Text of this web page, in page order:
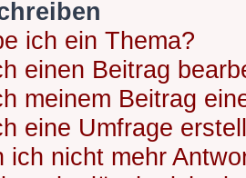
ich ein Thema?
einen Beitrag
meinem Beitrag
eine Umfrage
ich nicht mehr